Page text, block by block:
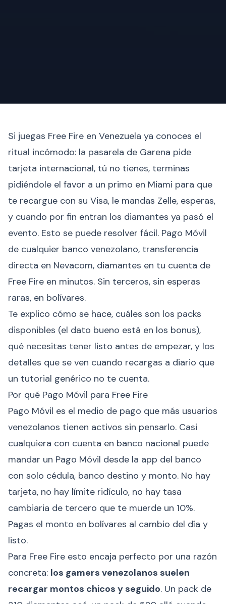
Si juegas Free Fire en Venezuela ya conoces el
ritual incómodo: la pasarela de Garena pide
tarjeta internacional, tú no tienes, terminas
pidiéndole el favor a un primo en Miami para que
te recargue con su Visa, le mandas Zelle, esperas,
y cuando por fin entran los diamantes ya pasó el
evento. Esto se puede resolver fácil. Pago Móvil
de cualquier banco venezolano, transferencia
directa en Nevacom, diamantes en tu cuenta de
Free Fire en minutos. Sin terceros, sin esperas
raras, en bolívares.
Te explico cómo se hace, cuáles son los packs
disponibles (el dato bueno está en los bonus),
qué necesitas tener listo antes de empezar, y los
detalles que se ven cuando recargas a diario que
un tutorial genérico no te cuenta.
Por qué Pago Móvil para Free Fire
Pago Móvil es el medio de pago que más usuarios
venezolanos tienen activos sin pensarlo. Casi
cualquiera con cuenta en banco nacional puede
mandar un Pago Móvil desde la app del banco
con solo cédula, banco destino y monto. No hay
tarjeta, no hay límite ridículo, no hay tasa
cambiaria de tercero que te muerde un 10%.
Pagas el monto en bolívares al cambio del día y
listo.
Para Free Fire esto encaja perfecto por una razón
concreta: los gamers venezolanos suelen
recargar montos chicos y seguido. Un pack de